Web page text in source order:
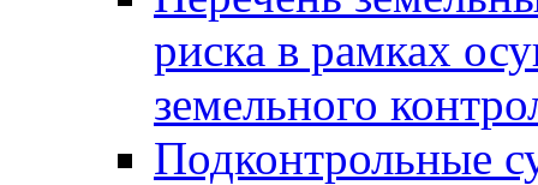
риска в рамках
земельного
Подконтрольные